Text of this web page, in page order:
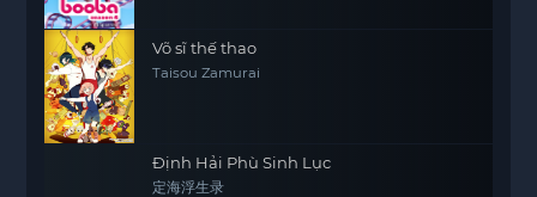
Võ sĩ thế thao
Taisou Zamurai
Định Hải Phù Sinh Lục
定海浮生录